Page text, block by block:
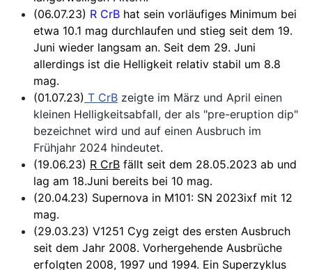
(06.07.23) R CrB hat sein vorläufiges Minimum bei
etwa 10.1 mag durchlaufen und stieg seit dem 19.
Juni wieder langsam an. Seit dem 29. Juni
allerdings ist die Helligkeit relativ stabil um 8.8
mag.
(01.07.23) T CrB zeigte im März und April einen
kleinen Helligkeitsabfall, der als "pre-eruption dip"
bezeichnet wird und auf einen Ausbruch im
Frühjahr 2024 hindeutet.
(19.06.23) R CrB fällt seit dem 28.05.2023 ab und
lag am 18.Juni bereits bei 10 mag.
(20.04.23) Supernova in M101: SN 2023ixf mit 12
mag.
(29.03.23) V1251 Cyg zeigt des ersten Ausbruch
seit dem Jahr 2008. Vorhergehende Ausbrüche
erfolgten 2008, 1997 und 1994. Ein Superzyklus